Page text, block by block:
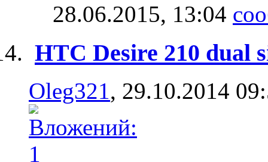
28.06.2015, 13:04
HTC Desire 210 dual
Oleg321, 29.10.2014